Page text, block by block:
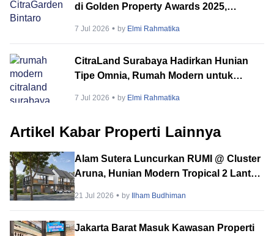
di Golden Property Awards 2025,
dengan Kenyamanan Modern
7 Jul 2026 by Elmi Rahmatika
CitraLand Surabaya Hadirkan Hunian
Tipe Omnia, Rumah Modern untuk
7 Jul 2026 by Elmi Rahmatika
Artikel Kabar Properti Lainnya
Alam Sutera Luncurkan RUMI @ Cluster
Aruna, Hunian Modern Tropical 2 Lantai
21 Jul 2026 by Ilham Budhiman
Jakarta Barat Masuk Kawasan Properti